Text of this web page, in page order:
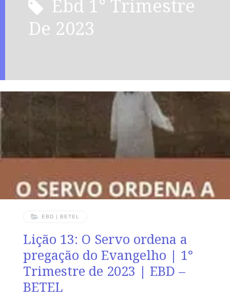
ebd 1° Trimestre
De 2023
EBD | BETEL
Lição 13: O Servo ordena a
pregação do Evangelho | 1°
Trimestre de 2023 | EBD –
BETEL